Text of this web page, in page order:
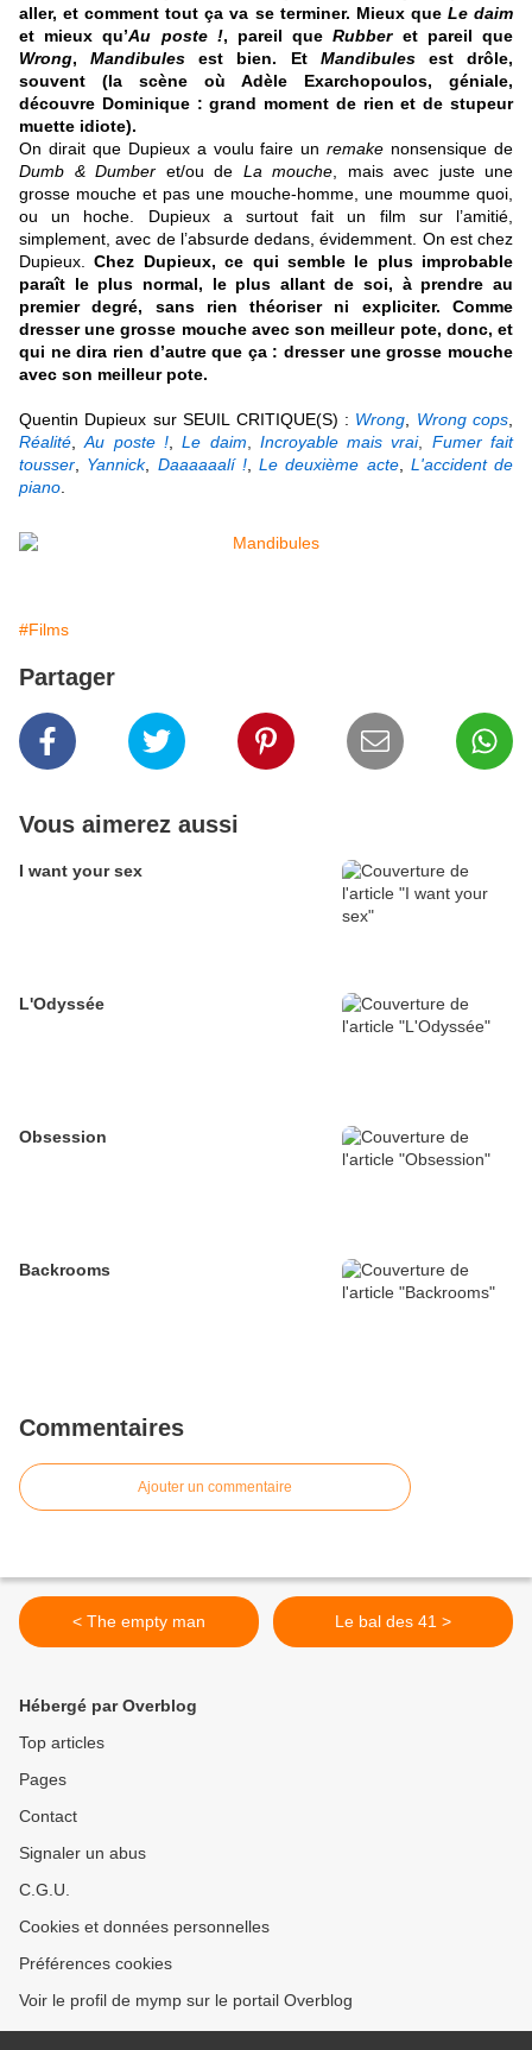
aller, et comment tout ça va se terminer. Mieux que Le daim
et mieux qu’Au poste !, pareil queRubberet pareil que
Wrong,Mandibules est bien. Et Mandibulesest drôle,
souvent (la scène où Adèle Exarchopoulos, géniale,
découvre Dominique : grand moment de rien et de stupeur
muette idiote).
On dirait que Dupieux a voulu faire unremake nonsensique de
Dumb & Dumber et/ou de La mouche , mais avec juste une
grosse mouche et pas une mouche-homme, une moumme quoi,
ou un hoche. Dupieux a surtout fait un film sur l’amitié,
simplement, avec de l’absurde dedans, évidemment. On est chez
Dupieux.Chez Dupieux, ce qui semble le plus improbable
paraît le plus normal, le plus allant de soi, à prendre au
premier degré, sans rien théoriser ni expliciter. Comme
dresser une grosse mouche avec son meilleur pote, donc, et
qui ne dira rien d’autre que ça : dresser une grosse mouche
avec son meilleur pote.
Quentin Dupieux sur SEUIL CRITIQUE(S) : Wrong Wrong cops
Réalité ,Au poste !,Le daim Incroyable mais vrai, Fumer fait
tousser
Yannick, Daaaaaalí !, Le deuxième acte, L'accident de
piano
#Films
Partager
Vous aimerez aussi
I want your sex
L'Odyssée
Obsession
Backrooms
Commentaires
Ajouter un commentaire
< The empty man Le bal des 41 >
Hébergé par Overblog
Top articles
Pages
Contact
Signaler un abus
C.G.U.
Cookies et données personnelles
Préférences cookies
Voir le profil de mymp sur le portail Overblog